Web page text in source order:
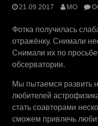
21.09.2017 MO
Фотка получилась
отражёнку. Снимали
Снимали их по просьбе
обсерватории.
Мы пытаемся развить
любителей
стать соавторами
сможем привлечь